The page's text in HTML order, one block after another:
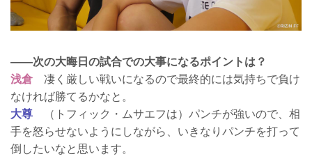
——次の大晦日の試合での大事になるポイントは？
浅倉 凄く厳しい戦いになるので最終的には気持ちで負け
なければ勝てるかなと。
大尊 （トフィック・ムサエフは）パンチが強いので、相
手を怒らせないようにしながら、いきなりパンチを打って
倒したいなと思います。